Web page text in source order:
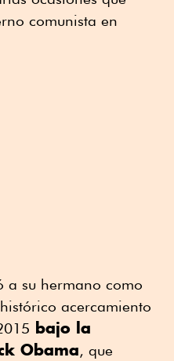
comunista en
a su hermano como
acercamiento
bajo la
Obama, que